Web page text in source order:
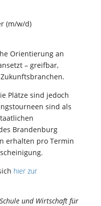
(m/w/d)
Orientierung an
– greifbar,
Plätze sind jedoch
sind als
Brandenburg
erhalten pro Termin
hier zur
und Wirtschaft für